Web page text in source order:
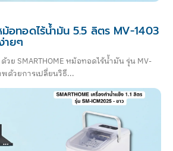
อทอดไร้น้ำมัน 5.5 ลิตร MV-1403
ายๆ
ย SMARTHOME หม้อทอดไร้น้ำมัน รุ่น MV-
ด้วยการเปลี่ยนวิธี...